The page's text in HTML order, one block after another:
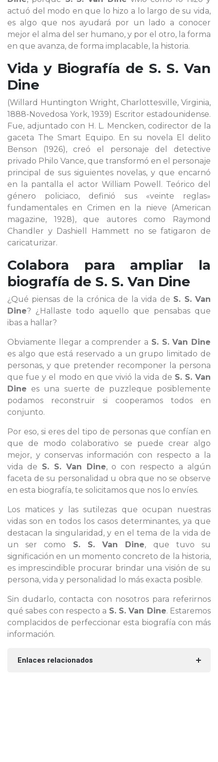
actuó del modo en que lo hizo a lo largo de su vida,
es algo que nos ayudará por un lado a conocer
mejor el alma del ser humano, y por el otro, la forma
en que avanza, de forma implacable, la historia.
Vida y Biografía de S. S. Van
Dine
(Willard Huntington Wright, Charlottesville, Virginia,
1888-Novedosa York, 1939) Escritor estadounidense.
Fue, adjuntado con H. L. Mencken, codirector de la
gaceta The Smart Equipo. En su novela El delito
Benson (1926), creó el personaje del detective
privado Philo Vance, que transformó en el personaje
principal de sus siguientes novelas, y que encarnó
en la pantalla el actor William Powell. Teórico del
género policiaco, definió sus «veinte reglas»
fundamentales en Crimen en la nieve (American
magazine, 1928), que autores como Raymond
Chandler y Dashiell Hammett no se fatigaron de
caricaturizar.
Colabora para ampliar la
biografía de S. S. Van Dine
¿Qué piensas de la crónica de la vida de S. S. Van
Dine? ¿Hallaste todo aquello que pensabas que
ibas a hallar?
Obviamente llegar a comprender a S. S. Van Dine
es algo que está reservado a un grupo limitado de
personas, y que pretender recomponer la persona
que fue y el modo en que vivió la vida de S. S. Van
Dine es una suerte de puzzleque posiblemente
podamos reconstruir si cooperamos todos en
conjunto.
Por eso, si eres del tipo de personas que confían en
que de modo colaborativo se puede crear algo
mejor, y conservas información con respecto a la
vida de S. S. Van Dine, o con respecto a algún
faceta de su personalidad u obra que no se observe
en esta biografía, te solicitamos que nos lo envíes.
Los matices y las sutilezas que ocupan nuestras
vidas son en todos los casos determinantes, ya que
destacan la singularidad, y en el tema de la vida de
un ser como S. S. Van Dine, que tuvo su
significación en un momento concreto de la historia,
es imprescindible procurar brindar una visión de su
persona, vida y personalidad lo más exacta posible.
Sin dudarlo, contacta con nosotros para referirnos
qué sabes con respecto a S. S. Van Dine. Estaremos
complacidos de perfeccionar esta biografía con más
información.
Enlaces relacionados